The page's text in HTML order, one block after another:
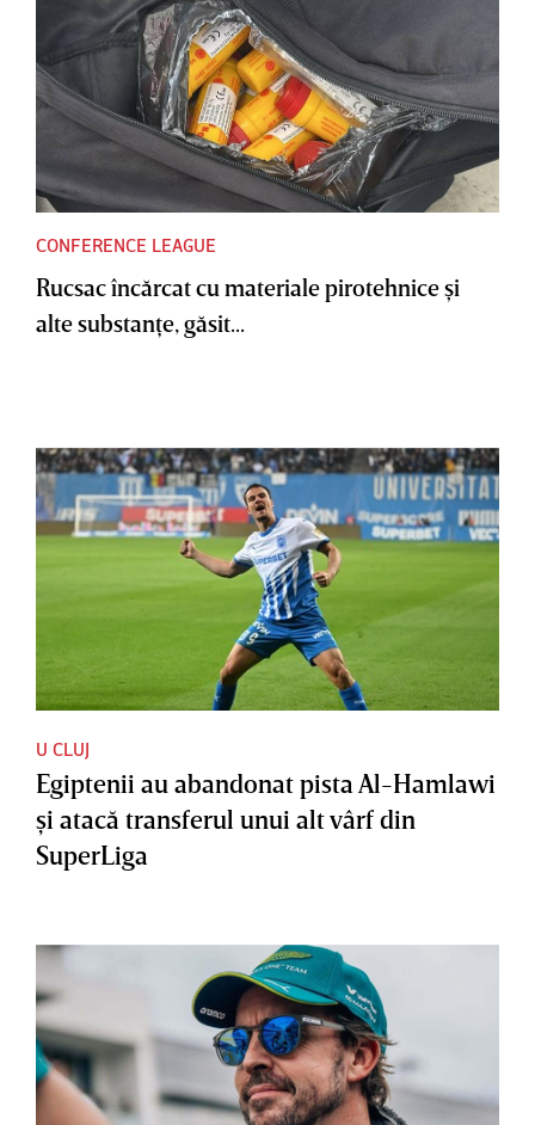
CONFERENCE LEAGUE
Rucsac încărcat cu materiale pirotehnice şi
alte substanţe, găsit...
U CLUJ
Egiptenii au abandonat pista Al-Hamlawi
şi atacă transferul unui alt vârf din
SuperLiga